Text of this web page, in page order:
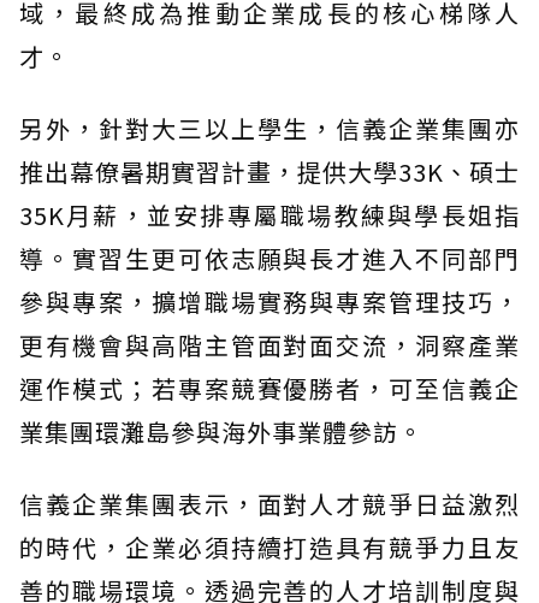
域，最終成為推動企業成長的核心梯隊人
才。
另外，針對大三以上學生，信義企業集團亦
推出幕僚暑期實習計畫，提供大學33K、碩士
35K月薪，並安排專屬職場教練與學長姐指
導。實習生更可依志願與長才進入不同部門
參與專案，擴增職場實務與專案管理技巧，
更有機會與高階主管面對面交流，洞察產業
運作模式；若專案競賽優勝者，可至信義企
業集團環灘島參與海外事業體參訪。
信義企業集團表示，面對人才競爭日益激烈
的時代，企業必須持續打造具有競爭力且友
善的職場環境。透過完善的人才培訓制度與